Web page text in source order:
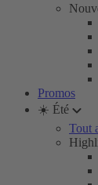
Promos
☀️ Été
Tout